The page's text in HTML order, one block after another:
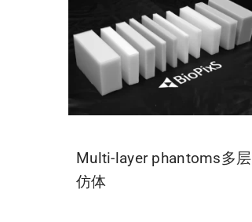
Multi-layer phantoms多层
仿体